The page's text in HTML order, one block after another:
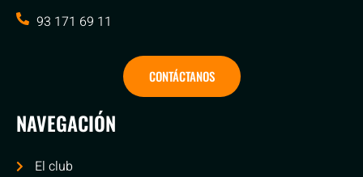
93 171 69 11
CONTÁCTANOS
NAVEGACIÓN
El club